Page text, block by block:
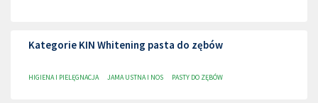
Kategorie KIN Whitening pasta do zębów
HIGIENA I PIELĘGNACJA JAMA USTNA I NOS PASTY DO ZĘBÓW